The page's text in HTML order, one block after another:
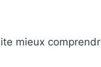
mieux